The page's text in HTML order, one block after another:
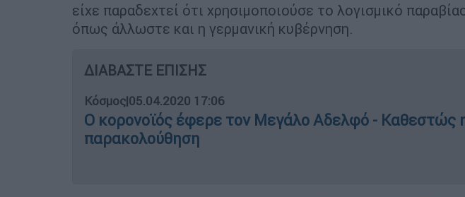
είχε παραδεχτεί ότι χρησιμοποιούσε το λογισμικό
όπως άλλωστε και η γερμανική κυβέρνηση.
ΔΙΑΒΑΣΤΕ ΕΠΙΣΗΣ
Κόσμος|05.04.2020 17:06
Ο κορονοϊός έφερε τον Μεγάλο Αδελφό - Καθεστώς
παρακολούθηση